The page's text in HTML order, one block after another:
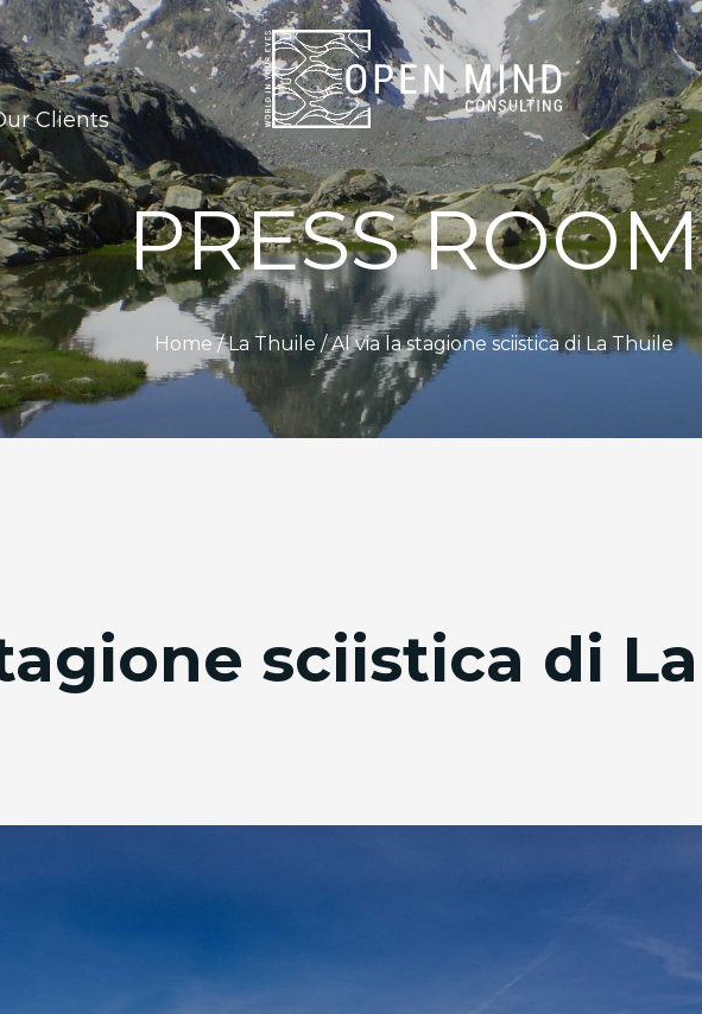
Clients
PRESS ROOM
Home /La Thuile/ Al via la stagione sciistica di La Thuile
sciistica di La